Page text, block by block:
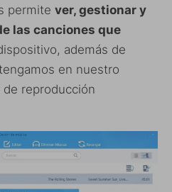
permite ver, gestionar y
las canciones que
además de
en nuestro
reproducción